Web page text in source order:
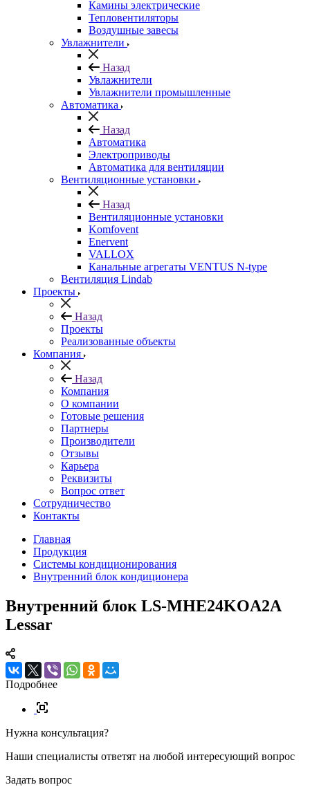
Камины электрические
Тепловентиляторы
Воздушные завесы
Увлажнители
Назад
Увлажнители
Увлажнители промышленные
Автоматика
Назад
Автоматика
Электроприводы
Автоматика для вентиляции
Вентиляционные установки
Назад
Вентиляционные установки
Komfovent
Enervent
VALLOX
Канальные агрегаты VENTUS N-type
Вентиляция Lindab
Проекты
Назад
Проекты
Реализованные объекты
Компания
Назад
Компания
О компании
Готовые решения
Партнеры
Производители
Отзывы
Карьера
Реквизиты
Вопрос ответ
Сотрудничество
Контакты
Главная
Продукция
Системы кондиционирования
Внутренний блок кондиционера
Внутренний блок LS-MHE24KOA2A
Lessar
Подробнее
Нужна консультация?
Наши специалисты ответят на любой интересующий вопрос
Задать вопрос